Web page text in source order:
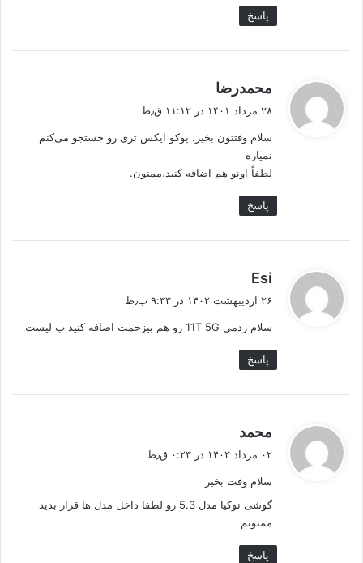
پاسخ
محمدرضا
:
۲۸ مرداد ۱۴۰۱ در ۱۱:۱۲ ق٫ظ
سلام وقتتون بخیر. پوکو ایکس تری رو جستجو می‌کنم
نمیاره
لطفاً اونو هم اضافه کنید،ممنون.
پاسخ
Esi
:
۲۶ اردیبهشت ۱۴۰۲ در ۹:۳۳ ب٫ظ
سلام ردمی 11T 5G رو هم بیزحمت اضافه کنید ب لیست
پاسخ
محمد
:
۰۲ مرداد ۱۴۰۲ در ۰:۲۳ ق٫ظ
سلام وقت بخیر
گوشی نوکیا مدل 5.3 رو لطفا داخل مدل ها قرار بدید
ممنونم
پاسخ